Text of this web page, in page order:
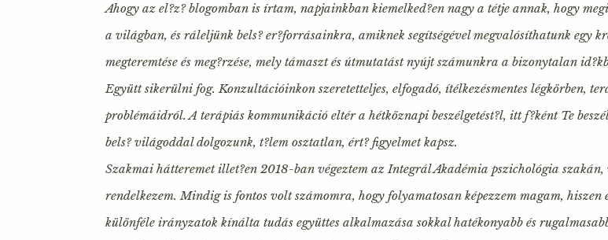
Ahogy az el?z? blogomban is írtam, napjainkban kiemelked?en nagy a tétje annak, hogy
a világban, és ráleljünk bels? er?forrásainkra, amiknek segítségével megvalósíthatunk egy
megteremtése és meg?rzése, mely támaszt és útmutatást nyújt számunkra a bizonytalan
Együtt sikerülni fog. Konzultációinkon szeretetteljes, elfogadó, ítélkezésmentes légkörben,
problémáidról. A terápiás kommunikáció eltér a hétköznapi beszélgetést?l, itt f?ként Te
bels? világoddal dolgozunk, t?lem osztatlan, ért? figyelmet kapsz.
Szakmai hátteremet illet?en 2018-ban végeztem az Integrál Akadémia pszichológia
rendelkezem. Mindig is fontos volt számomra, hogy folyamatosan képezzem magam,
különféle irányzatok kínálta tudás együttes alkalmazása sokkal hatékonyabb és